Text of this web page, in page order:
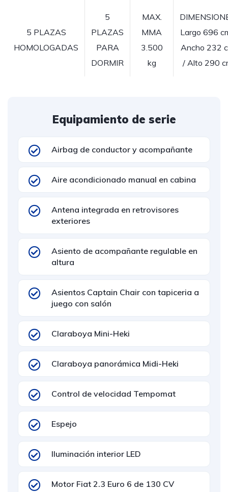
5 PLAZAS
HOMOLOGADAS
5
PLAZAS
PARA
DORMIR
MAX.
MMA
3.500
kg
Largo 696
Ancho 232
/ Alto 290
Equipamiento de serie
Airbag de conductor y acompañante
Aire acondicionado manual en cabina
Antena integrada en retrovisores
exteriores
Asiento de acompañante regulable en
altura
Asientos Captain Chair con tapiceria a
juego con salón
Claraboya Mini-Heki
Claraboya panorámica Midi-Heki
Control de velocidad Tempomat
Espejo
Iluminación interior LED
Motor Fiat 2.3 Euro 6 de 130 CV